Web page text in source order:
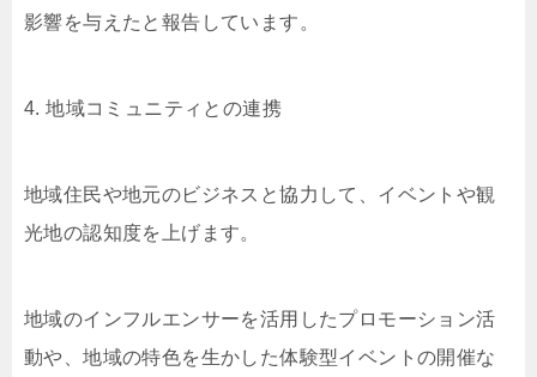
影響を与えたと報告しています。
4. 地域コミュニティとの連携
地域住民や地元のビジネスと協力して、イベントや観
光地の認知度を上げます。
地域のインフルエンサーを活用したプロモーション活
動や、地域の特色を生かした体験型イベントの開催な